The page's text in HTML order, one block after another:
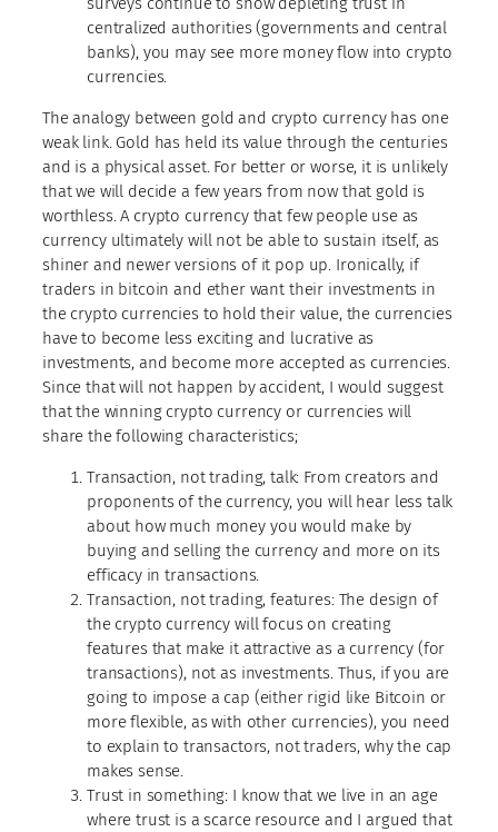
centralized authorities (governments and central
banks), you may see more money flow into crypto
currencies.
The analogy between gold and crypto currency has one
weak link. Gold has held its value through the centuries
and is a physical asset. For better or worse, it is unlikely
that we will decide a few years from now that gold is
worthless. A crypto currency that few people use as
currency ultimately will not be able to sustain itself, as
shiner and newer versions of it pop up. Ironically, if
traders in bitcoin and ether want their investments in
the crypto currencies to hold their value, the currencies
have to become less exciting and lucrative as
investments, and become more accepted as currencies.
Since that will not happen by accident, I would suggest
that the winning crypto currency or currencies will
share the following characteristics;
Transaction, not trading, talk: From creators and
proponents of the currency, you will hear less talk
about how much money you would make by
buying and selling the currency and more on its
efficacy in transactions.
Transaction, not trading, features: The design of
the crypto currency will focus on creating
features that make it attractive as a currency (for
transactions), not as investments. Thus, if you are
going to impose a cap (either rigid like Bitcoin or
more flexible, as with other currencies), you need
to explain to transactors, not traders, why the cap
makes sense.
Trust in something: I know that we live in an age
where trust is a scarce resource and I argued that